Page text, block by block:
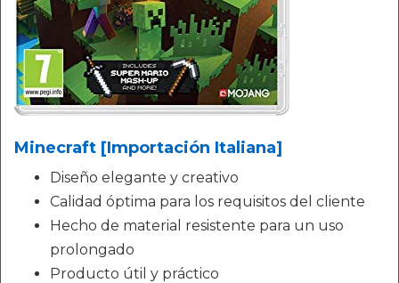
Minecraft [Importación Italiana]
Diseño elegante y creativo
Calidad óptima para los requisitos del cliente
Hecho de material resistente para un uso
prolongado
Producto útil y práctico